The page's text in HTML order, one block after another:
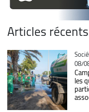
Articles récents
08/
les